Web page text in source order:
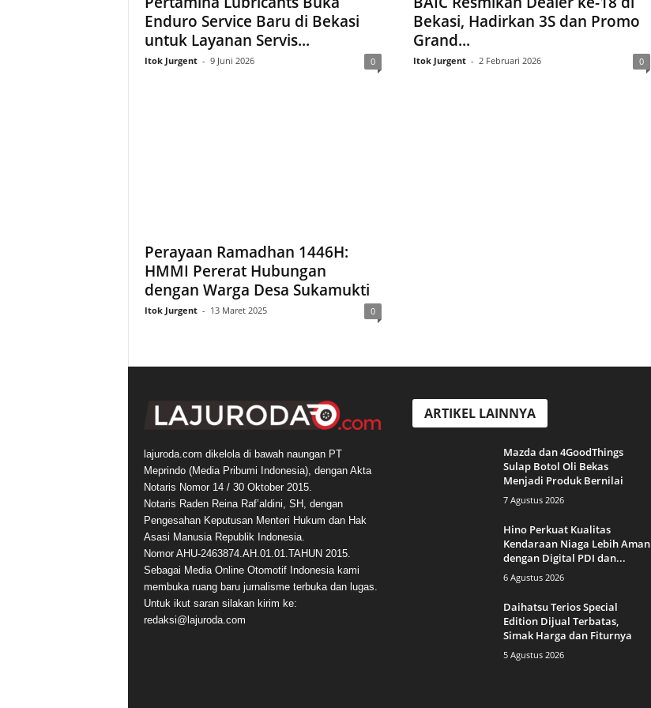
Enduro Service Baru di Bekasi
untuk Layanan Servis...
Itok Jurgent - 9 Juni 2026 0
Bekasi, Hadirkan 3S dan Promo
Grand...
Itok Jurgent - 2 Februari 2026 0
Perayaan Ramadhan 1446H:
HMMI Pererat Hubungan
dengan Warga Desa Sukamukti
Itok Jurgent - 13 Maret 2025 0
lajuroda.com dikelola di bawah naungan PT
Meprindo (Media Pribumi Indonesia), dengan Akta
Notaris Nomor 14 / 30 Oktober 2015.
Notaris Raden Reina Raf’aldini, SH, dengan
Pengesahan Keputusan Menteri Hukum dan Hak
Asasi Manusia Republik Indonesia.
Nomor AHU-2463874.AH.01.01.TAHUN 2015.
Sebagai Media Online Otomotif Indonesia kami
membuka ruang baru jurnalisme terbuka dan lugas.
Untuk ikut saran silakan kirim ke:
redaksi@lajuroda.com
ARTIKEL LAINNYA
Mazda dan 4GoodThings
Sulap Botol Oli Bekas
Menjadi Produk Bernilai
7 Agustus 2026
Hino Perkuat Kualitas
Kendaraan Niaga Lebih Aman
dengan Digital PDI dan...
6 Agustus 2026
Daihatsu Terios Special
Edition Dijual Terbatas,
Simak Harga dan Fiturnya
5 Agustus 2026